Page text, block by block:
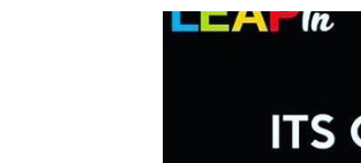
Vi ste ovdje